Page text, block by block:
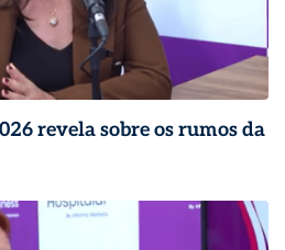
revela sobre os rumos da